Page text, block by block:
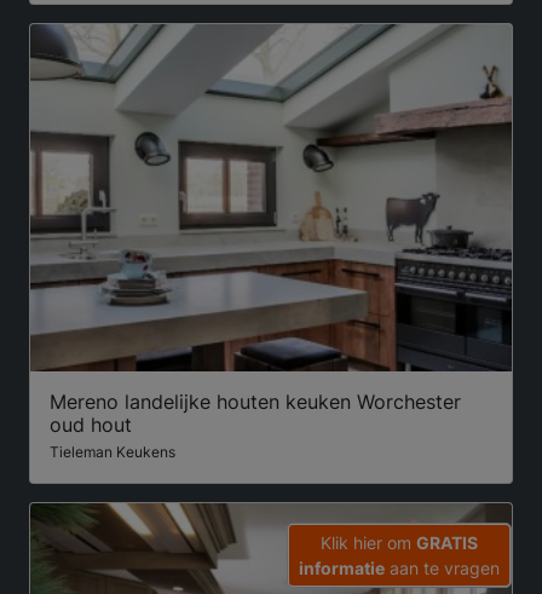
Mereno landelijke houten keuken Worchester
oud hout
Tieleman Keukens
Klik hier om GRATIS
informatie aan te vragen